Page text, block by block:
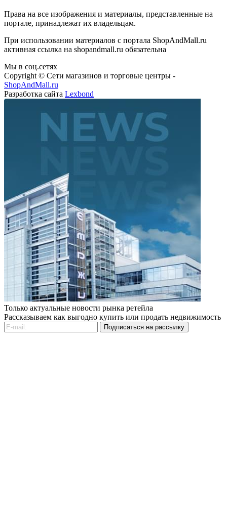
Права на все изображения и материалы, представленные на
портале, принадлежат их владельцам.
При использовании материалов с портала ShopAndMall.ru
активная ссылка на shopandmall.ru обязательна
Мы в соц.сетях
Copyright © Сети магазинов и торговые центры -
ShopAndMall.ru
Разработка сайтаLexbond
Только актуальные новости рынка ретейла
Рассказываем как выгодно купить или продать недвижимость